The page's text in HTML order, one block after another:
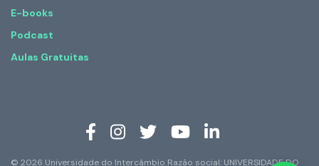
E-books
Podcast
Aulas Gratuitas
© 2026 Universidade do Intercâmbio Razão social: UNIVERSIDADE DO